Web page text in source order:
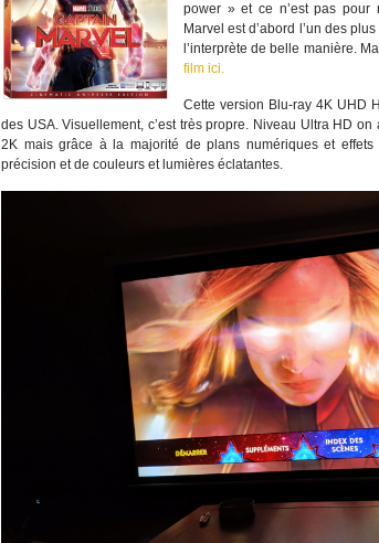
power » et ce n’est pas pour
Marvel est d’abord l’un des
l’interprète de belle manière.
film ici.
Cette version Blu-ray 4K UHD
des USA. Visuellement, c’est très propre. Niveau Ultra HD
2K mais grâce à la majorité de plans numériques et
précision et de couleurs et lumières éclatantes.